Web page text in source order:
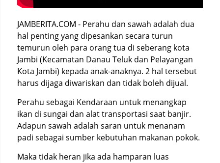
JAMBERITA.COM - Perahu dan sawah adalah dua
hal penting yang dipesankan secara turun
temurun oleh para orang tua di seberang kota
Jambi (Kecamatan Danau Teluk dan Pelayangan
Kota Jambi) kepada anak-anaknya. 2 hal tersebut
harus dijaga diwariskan dan tidak boleh dijual.
Perahu sebagai Kendaraan untuk menangkap
ikan di sungai dan alat transportasi saat banjir.
Adapun sawah adalah saran untuk menanam
padi sebagai sumber kebutuhan makanan pokok.
Maka tidak heran jika ada hamparan luas